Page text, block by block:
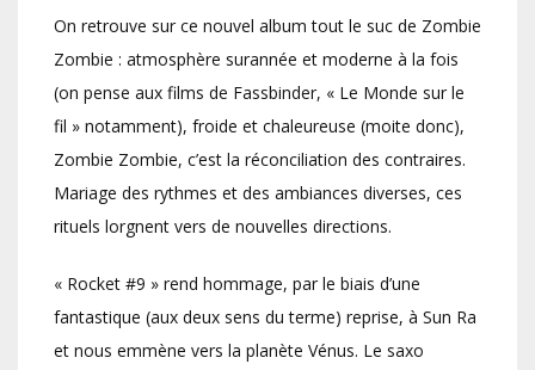
On retrouve sur ce nouvel album tout le suc de Zombie
Zombie : atmosphère surannée et moderne à la fois
(on pense aux films de Fassbinder, « Le Monde sur le
fil » notamment), froide et chaleureuse (moite donc),
Zombie Zombie, c’est la réconciliation des contraires.
Mariage des rythmes et des ambiances diverses, ces
rituels lorgnent vers de nouvelles directions.
« Rocket #9 » rend hommage, par le biais d’une
fantastique (aux deux sens du terme) reprise, à Sun Ra
et nous emmène vers la planète Vénus. Le saxo